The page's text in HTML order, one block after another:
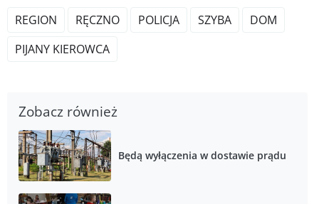
REGION RĘCZNO POLICJA SZYBA
DOM
PIJANY KIEROWCA
Zobacz również
Będą wyłączenia w dostawie prądu